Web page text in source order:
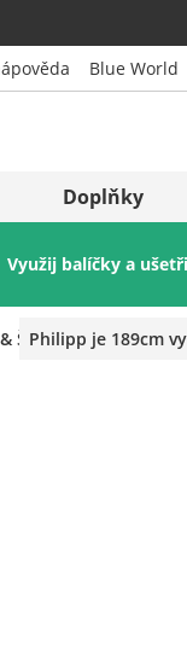
Italia (Italiano)
Italien (Deutsch)
Blue World
Doplňky
Využij balíčky a
Šortky
Philipp je 189cm